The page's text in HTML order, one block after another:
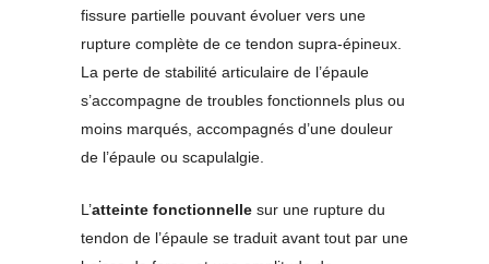
fissure partielle pouvant évoluer vers une
rupture complète de ce tendon supra-épineux.
La perte de stabilité articulaire de l’épaule
s’accompagne de troubles fonctionnels plus ou
moins marqués, accompagnés d’une douleur
de l’épaule ou scapulalgie.
L’atteinte fonctionnelle sur une rupture du
tendon de l’épaule se traduit avant tout par une